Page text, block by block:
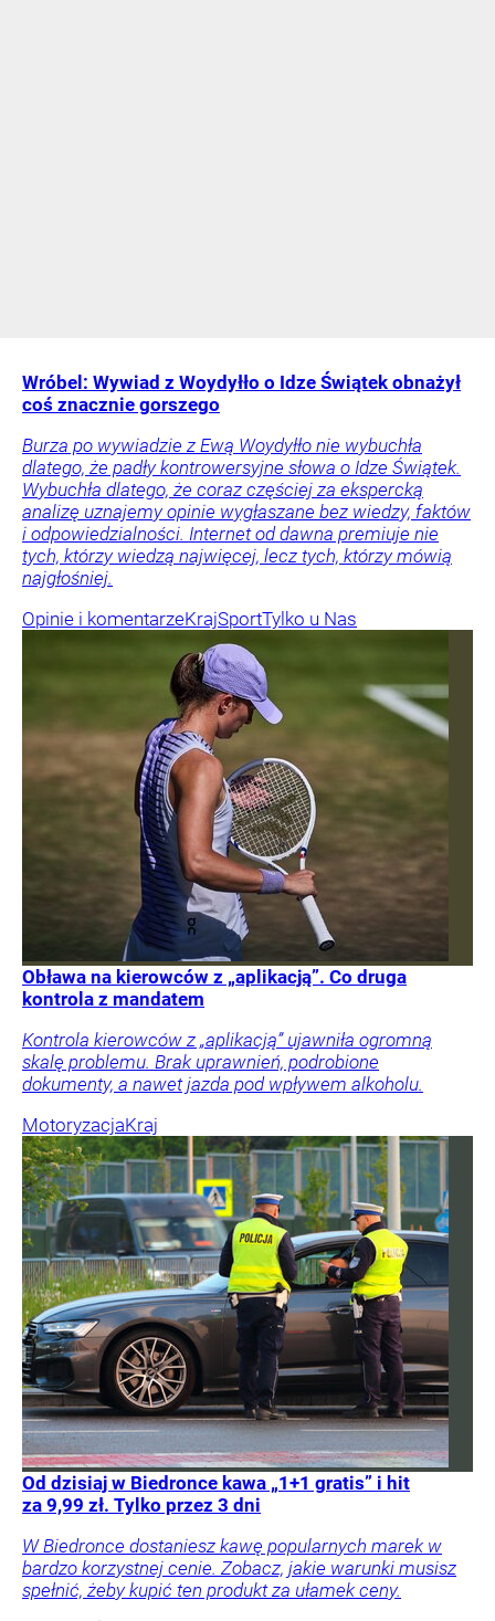
Wróbel: Wywiad z Woydyłło o Idze Świątek obnażył
coś znacznie gorszego
Burza po wywiadzie z Ewą Woydyłło nie wybuchła
dlatego, że padły kontrowersyjne słowa o Idze Świątek.
Wybuchła dlatego, że coraz częściej za ekspercką
analizę uznajemy opinie wygłaszane bez wiedzy, faktów
i odpowiedzialności. Internet od dawna premiuje nie
tych, którzy wiedzą najwięcej, lecz tych, którzy mówią
najgłośniej.
Opinie i komentarzeKrajSportTylko u Nas
Obława na kierowców z „aplikacją”. Co druga
kontrola z mandatem
Kontrola kierowców z „aplikacją” ujawniła ogromną
skalę problemu. Brak uprawnień, podrobione
dokumenty, a nawet jazda pod wpływem alkoholu.
MotoryzacjaKraj
Od dzisiaj w Biedronce kawa „1+1 gratis” i hit
za 9,99 zł. Tylko przez 3 dni
W Biedronce dostaniesz kawę popularnych marek w
bardzo korzystnej cenie. Zobacz, jakie warunki musisz
spełnić, żeby kupić ten produkt za ułamek ceny.